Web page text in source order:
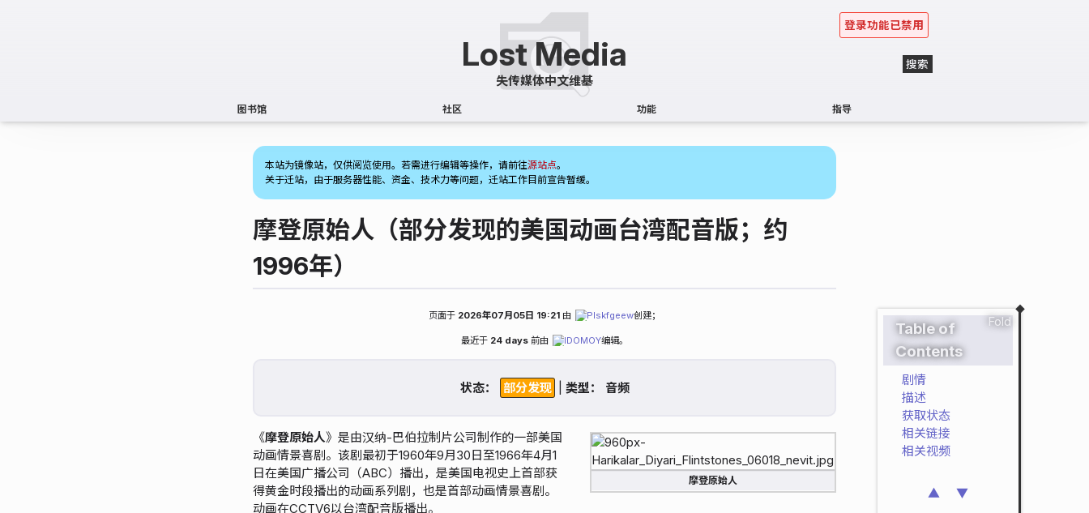
图书馆 社区 功能 指导
登录功能已禁用
本站为镜像站，仅供阅览使用。若需进行编辑等操作，请前往源站点。
关于迁站，由于服务器性能、资金、技术力等问题，迁站工作目前宣告暂缓。
摩登原始人（部分发现的美国动画台湾配音版；约
1996年）
Fold
Table of
Contents
剧情
描述
获取状态
相关链接
相关视频
▲ ▼
页面于 2026年07月05日 19:21由 Plskfgeew创建；
最近于 24 days前由 IDOMOY编辑。
状态： 类型：
摩登原始人
《摩登原始人》是由汉纳-巴伯拉制片公司制作的一部美国
动画情景喜剧。该剧最初于1960年9月30日至1966年4月1
日在美国广播公司（ABC）播出，是美国电视史上首部获
得黄金时段播出的动画系列剧，也是首部动画情景喜剧。
动画在CCTV6以台湾配音版播出。